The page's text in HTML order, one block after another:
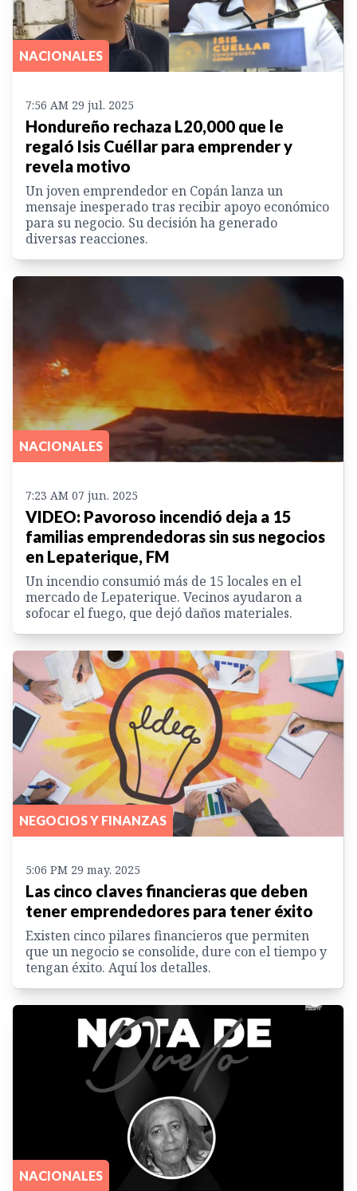
NACIONALES
7:56 AM 29 jul. 2025
Hondureño rechaza L20,000 que le
regaló Isis Cuéllar para emprender y
revela motivo
Un joven emprendedor en Copán lanza un
mensaje inesperado tras recibir apoyo económico
para su negocio. Su decisión ha generado
diversas reacciones.
NACIONALES
7:23 AM 07 jun. 2025
VIDEO: Pavoroso incendió deja a 15
familias emprendedoras sin sus negocios
en Lepaterique, FM
Un incendio consumió más de 15 locales en el
mercado de Lepaterique. Vecinos ayudaron a
sofocar el fuego, que dejó daños materiales.
NEGOCIOS Y FINANZAS
5:06 PM 29 may. 2025
Las cinco claves financieras que deben
tener emprendedores para tener éxito
Existen cinco pilares financieros que permiten
que un negocio se consolide, dure con el tiempo y
tengan éxito. Aquí los detalles.
NACIONALES